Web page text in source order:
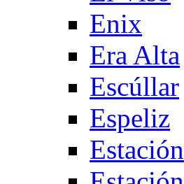
Enix
Era Alta
Escúllar
Espeliz
Estación